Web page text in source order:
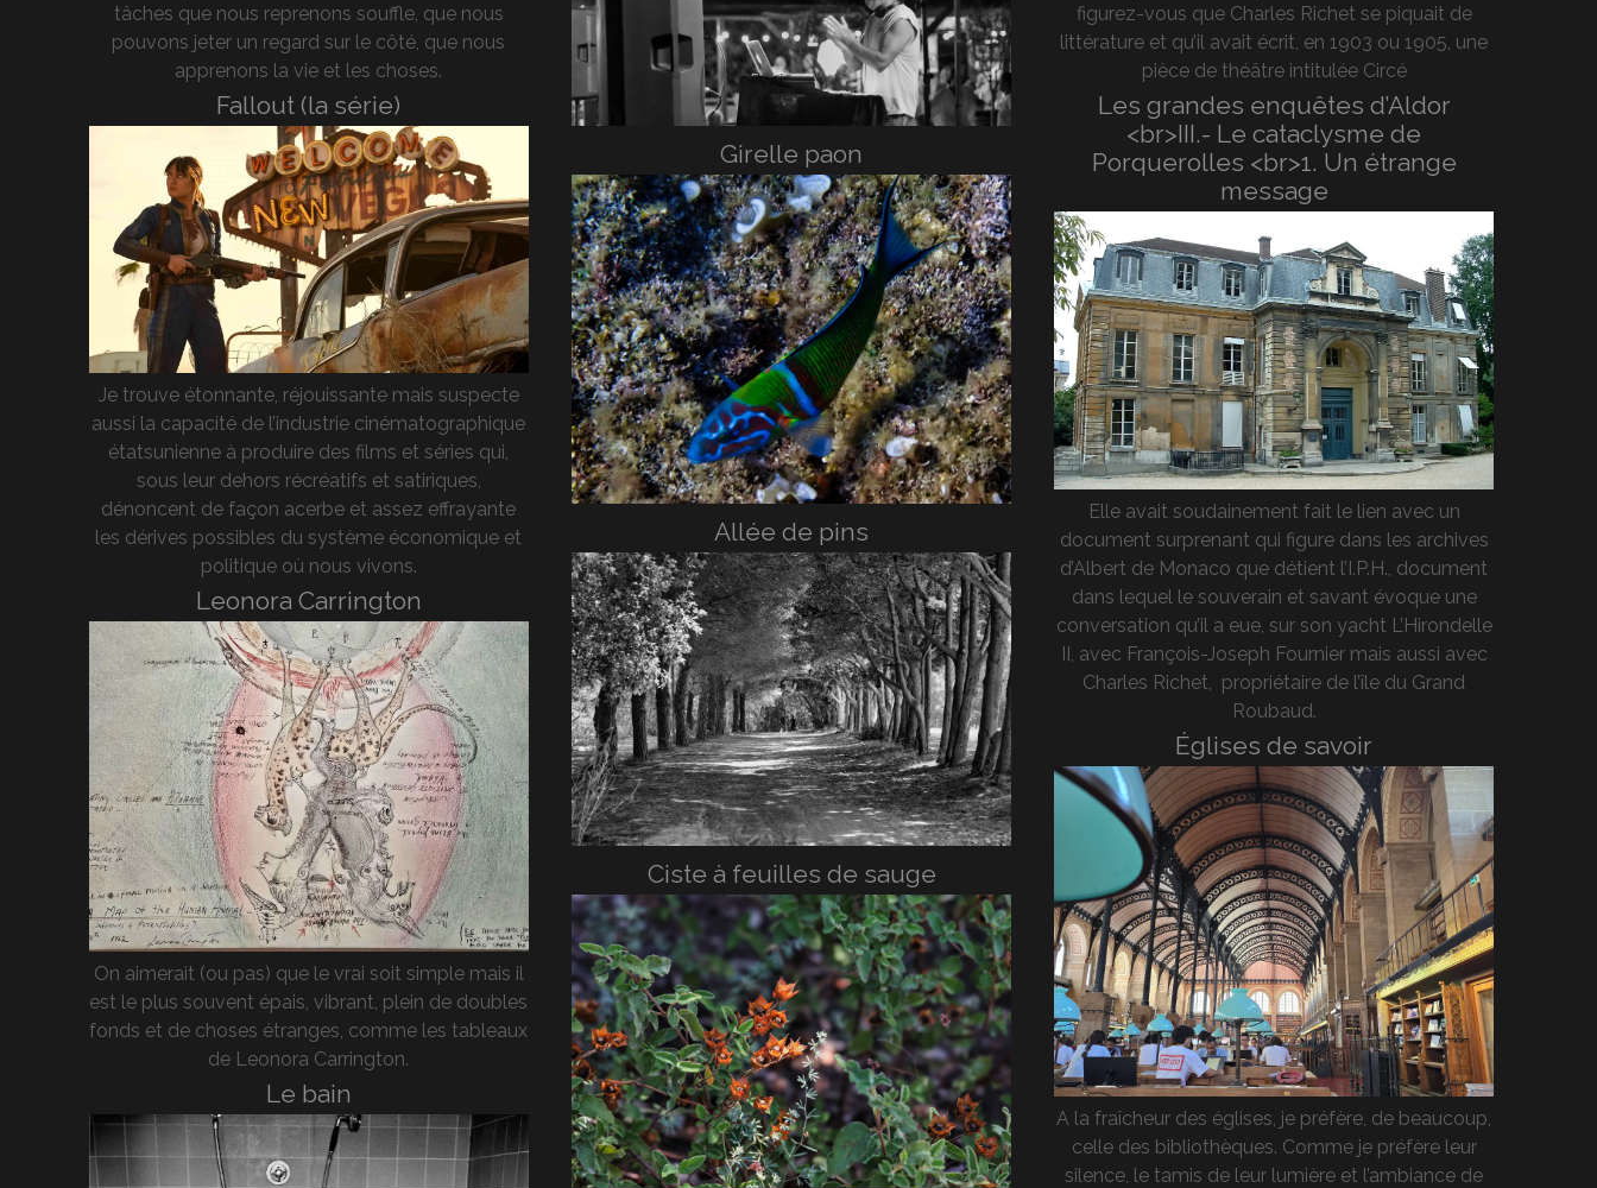
tâches que nous reprenons souffle, que nous
pouvons jeter un regard sur le côté, que nous
apprenons la vie et les choses.
Fallout (la série)
Je trouve étonnante, réjouissante mais suspecte
aussi la capacité de l’industrie cinématographique
étatsunienne à produire des films et séries qui,
sous leur dehors récréatifs et satiriques,
dénoncent de façon acerbe et assez effrayante
les dérives possibles du système économique et
politique où nous vivons.
Leonora Carrington
On aimerait (ou pas) que le vrai soit simple mais il
est le plus souvent épais, vibrant, plein de doubles
fonds et de choses étranges, comme les tableaux
de Leonora Carrington.
Le bain
Girelle paon
Allée de pins
Ciste à feuilles de sauge
figurez-vous que Charles Richet se piquait de
littérature et qu’il avait écrit, en 1903 ou 1905, une
pièce de théâtre intitulée Circé
Les grandes enquêtes d’Aldor
<br>III.- Le cataclysme de
Porquerolles <br>1. Un étrange
message
Elle avait soudainement fait le lien avec un
document surprenant qui figure dans les archives
d’Albert de Monaco que détient l’I.P.H., document
dans lequel le souverain et savant évoque une
conversation qu’il a eue, sur son yacht L’Hirondelle
II, avec François-Joseph Fournier mais aussi avec
Charles Richet, propriétaire de l’île du Grand
Roubaud.
Églises de savoir
A la fraîcheur des églises, je préfère, de beaucoup,
celle des bibliothèques. Comme je préfère leur
silence, le tamis de leur lumière et l’ambiance de